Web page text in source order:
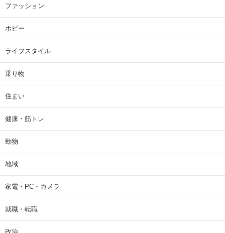
ファッション
ホビー
ライフスタイル
乗り物
住まい
健康・筋トレ
動物
地域
家電・PC・カメラ
就職・転職